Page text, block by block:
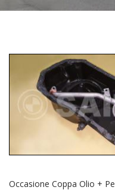
Occasione Coppa Olio +